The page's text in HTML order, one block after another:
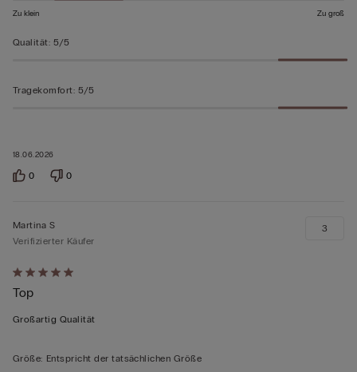
18.06.2026
Zu klein Zu groß
Qualität: 5/5
Tragekomfort: 5/5
0 0
Mit
5
von
bewertet
Martina S
Verifizierter Käufer
Top
Großartig Qualität
3
Größe: Entspricht der tatsächlichen Größe